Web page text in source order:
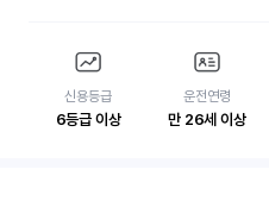
신용등급
6등급 이상
운전연령
만 26세 이상